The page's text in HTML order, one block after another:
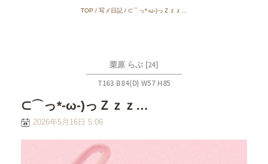
TOP / 写メ日記 / ⊂⌒っ*-ω-)っＺｚｚ…
栗原 らぶ [24]
T163 B84(D) W57 H85
⊂⌒っ*-ω-)っＺｚｚ…
2026年5月16日 5:06